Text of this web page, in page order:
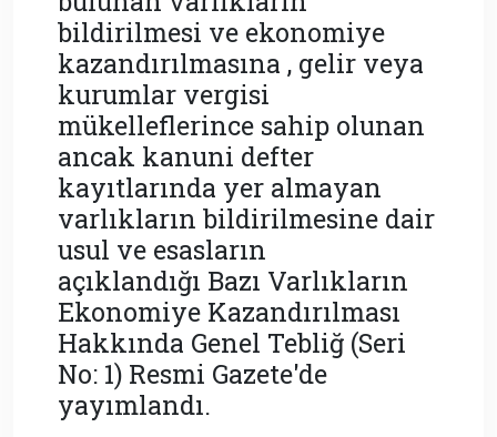
bildirilmesi ve ekonomiye
kazandırılmasına , gelir veya
kurumlar vergisi
mükelleflerince sahip olunan
ancak kanuni defter
kayıtlarında yer almayan
varlıkların bildirilmesine dair
usul ve esasların
açıklandığı Bazı Varlıkların
Ekonomiye Kazandırılması
Hakkında Genel Tebliğ (Seri
No: 1) Resmi Gazete'de
yayımlandı.